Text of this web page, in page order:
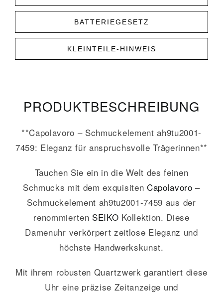
BATTERIEGESETZ
KLEINTEILE-HINWEIS
PRODUKT­­BESCHREIBUNG
**Capolavoro – Schmuckelement ah9tu2001-
7459: Eleganz für anspruchsvolle Trägerinnen**
Tauchen Sie ein in die Welt des feinen
Schmucks mit dem exquisiten Capolavoro –
Schmuckelement ah9tu2001-7459 aus der
renommierten SEIKO Kollektion. Diese
Damenuhr verkörpert zeitlose Eleganz und
höchste Handwerkskunst.
Mit ihrem robusten Quartzwerk garantiert diese
Uhr eine präzise Zeitanzeige und